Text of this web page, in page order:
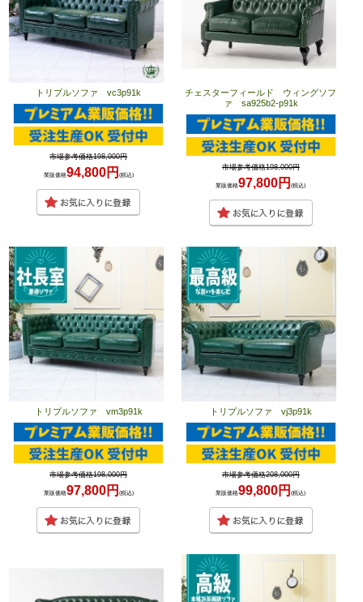
トリプルソファ vc3p91k
市場参考価格198,000円
業販価格94,800円 (税込)
チェスターフィールド ウィングソフ
ァ sa925b2-p91k
市場参考価格198,000円
業販価格97,800円(税込)
トリプルソファ vm3p91k
市場参考価格198,000円
業販価格97,800円 (税込)
トリプルソファ vj3p91k
市場参考価格208,000円
業販価格99,800円(税込)